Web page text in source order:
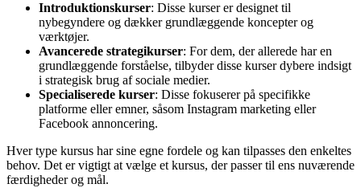
Introduktionskurser: Disse kurser er designet til
nybegyndere og dækker grundlæggende koncepter og
værktøjer.
Avancerede strategikurser: For dem, der allerede har en
grundlæggende forståelse, tilbyder disse kurser dybere indsigt
i strategisk brug af sociale medier.
Specialiserede kurser: Disse fokuserer på specifikke
platforme eller emner, såsom Instagram marketing eller
Facebook annoncering.
Hver type kursus har sine egne fordele og kan tilpasses den enkeltes
behov. Det er vigtigt at vælge et kursus, der passer til ens nuværende
færdigheder og mål.